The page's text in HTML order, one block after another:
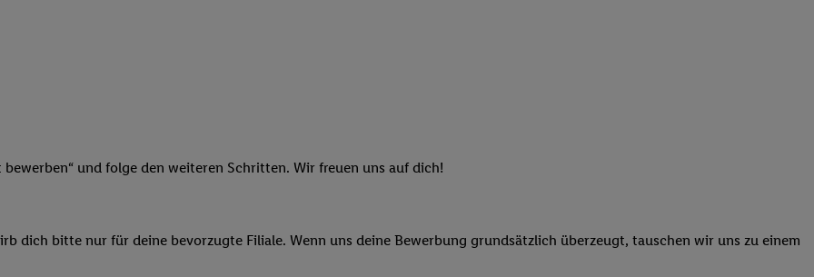
und folge den weiteren Schritten. Wir freuen uns auf dich!
dich bitte nur für deine bevorzugte Filiale. Wenn uns deine Bewerbung grundsätzlich überzeugt, tauschen wir uns zu einem
speziell zur Nutzung der Utiq-Technologie - zusätzlich zur weiter unten erläuterten
können Sie nur den Einsatz notwendiger Techniken zulassen. Durch einen
mit Wirkung für die Zukunft zu widerrufen, finden Sie in unseren